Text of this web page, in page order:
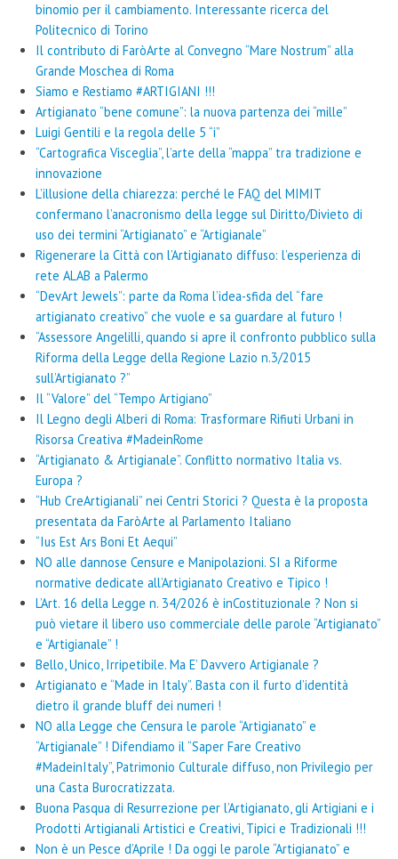
binomio per il cambiamento. Interessante ricerca del
Politecnico di Torino
Il contributo di FaròArte al Convegno “Mare Nostrum” alla
Grande Moschea di Roma
Siamo e Restiamo #ARTIGIANI !!!
Artigianato “bene comune”: la nuova partenza dei “mille”
Luigi Gentili e la regola delle 5 “i”
“Cartografica Visceglia”, l’arte della “mappa” tra tradizione e
innovazione
L’illusione della chiarezza: perché le FAQ del MIMIT
confermano l’anacronismo della legge sul Diritto/Divieto di
uso dei termini “Artigianato” e “Artigianale”
Rigenerare la Città con l’Artigianato diffuso: l’esperienza di
rete ALAB a Palermo
“DevArt Jewels”: parte da Roma l’idea-sfida del “fare
artigianato creativo” che vuole e sa guardare al futuro !
“Assessore Angelilli, quando si apre il confronto pubblico sulla
Riforma della Legge della Regione Lazio n.3/2015
sull’Artigianato ?”
Il “Valore” del “Tempo Artigiano”
Il Legno degli Alberi di Roma: Trasformare Rifiuti Urbani in
Risorsa Creativa #MadeinRome
“Artigianato & Artigianale”. Conflitto normativo Italia vs.
Europa ?
“Hub CreArtigianali” nei Centri Storici ? Questa è la proposta
presentata da FaròArte al Parlamento Italiano
“Ius Est Ars Boni Et Aequi”
NO alle dannose Censure e Manipolazioni. SI a Riforme
normative dedicate all’Artigianato Creativo e Tipico !
L’Art. 16 della Legge n. 34/2026 è inCostituzionale ? Non si
può vietare il libero uso commerciale delle parole “Artigianato”
e “Artigianale” !
Bello, Unico, Irripetibile. Ma E’ Davvero Artigianale ?
Artigianato e “Made in Italy”. Basta con il furto d’identità
dietro il grande bluff dei numeri !
NO alla Legge che Censura le parole “Artigianato” e
“Artigianale” ! Difendiamo il “Saper Fare Creativo
#MadeinItaly”, Patrimonio Culturale diffuso, non Privilegio per
una Casta Burocratizzata.
Buona Pasqua di Resurrezione per l’Artigianato, gli Artigiani e i
Prodotti Artigianali Artistici e Creativi, Tipici e Tradizionali !!!
Non è un Pesce d’Aprile ! Da oggi le parole “Artigianato” e